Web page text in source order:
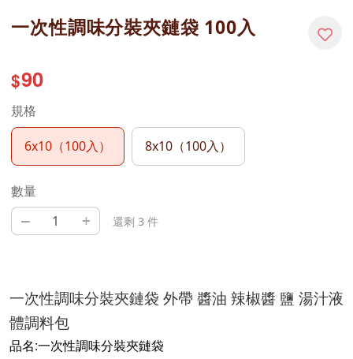
一次性調味分裝夾鏈袋 100入
$90
規格
6x10（100入） 8x10（100入）
數量
– + 還剩 3 件
一次性調味分裝夾鏈袋 外帶 醬油 辣椒醬 鹽 湯汁液
體調料包
品名:一次性調味分裝夾鏈袋